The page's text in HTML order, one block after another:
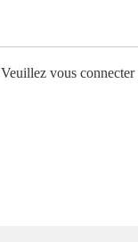
Veuillez vous